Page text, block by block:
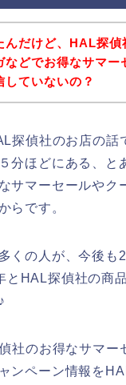
んだけど、HAL探偵
などでお得なサマー
ていないの？
探偵社のお店の話
分ほどにある、と
サマーセールやク
らです。
くの人が、今後も
とHAL探偵社の商
社のお得なサマー
ンペーン情報を